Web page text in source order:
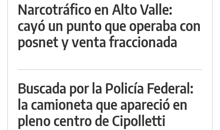
Narcotráfico en Alto Valle:
cayó un punto que operaba con
posnet y venta fraccionada
Buscada por la Policía Federal:
la camioneta que apareció en
pleno centro de Cipolletti